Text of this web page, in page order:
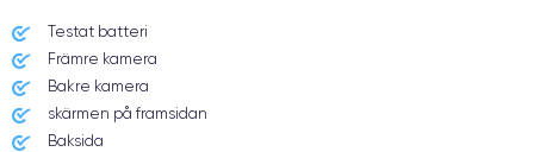
Date de sortie
07/09/2016
Dimensions
Testat batteri
Främre kamera
Bakre kamera
skärmen på framsidan
Baksida